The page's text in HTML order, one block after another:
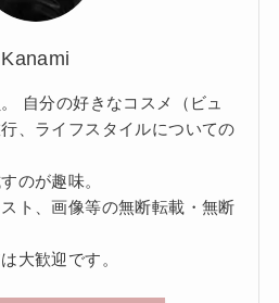
Kanami
自分の好きなコスメ（ビュ
、ライフスタイルについての
のが趣味。
ト、画像等の無断転載・無断
大歓迎です。